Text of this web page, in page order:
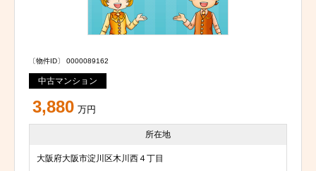
〔物件ID〕 0000089162
中古マンション
3,880 万円
所在地
大阪府大阪市淀川区木川西４丁目